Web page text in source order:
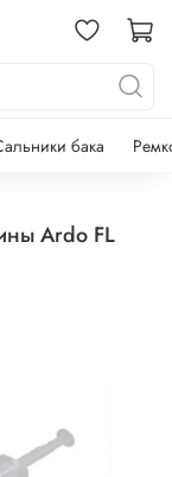
бака
Ardo FL